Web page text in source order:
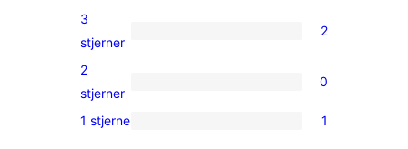
4-
star
2
3-
star
3
stjerner
2
0
2-
2
stjerner
0
1
1 stjerne 1